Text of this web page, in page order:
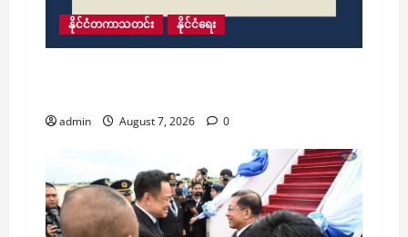
နိုင်ငံတကာသတင်း နိုင်ငံရေး
admin August 7, 2026 0